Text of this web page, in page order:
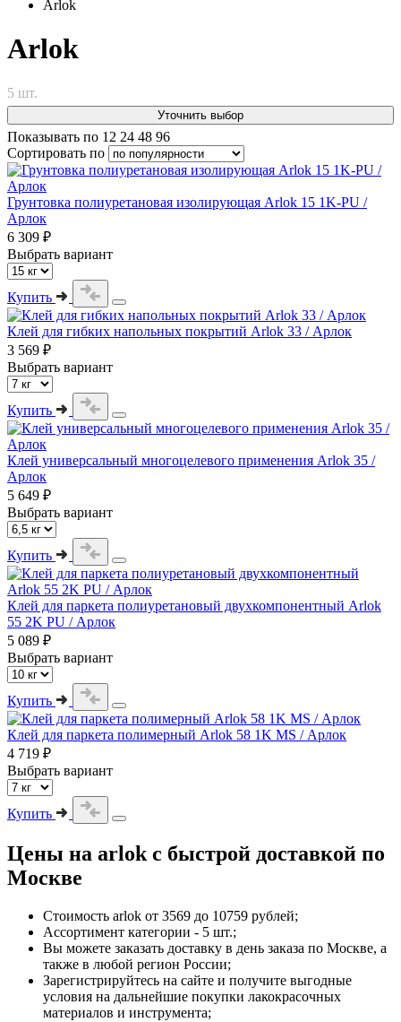
Arlok
Arlok
5 шт.
Уточнить выбор
Показывать по 12 24 48 96
Сортировать по
Грунтовка полиуретановая изолирующая Arlok 15 1K-PU /
Арлок
6 309 ₽
Выбрать вариант
Купить
Клей для гибких напольных покрытий Arlok 33 / Арлок
3 569 ₽
Выбрать вариант
Купить
Клей универсальный многоцелевого применения Arlok 35 /
Арлок
5 649 ₽
Выбрать вариант
Купить
Клей для паркета полиуретановый двухкомпонентный Arlok
55 2K PU / Арлок
5 089 ₽
Выбрать вариант
Купить
Клей для паркета полимерный Arlok 58 1K MS / Арлок
4 719 ₽
Выбрать вариант
Купить
Цены на arlok с быстрой доставкой по
Москве
Стоимость arlok от 3569 до 10759 рублей;
Ассортимент категории - 5 шт.;
Вы можете заказать доставку в день заказа по Москве, а
также в любой регион России;
Зарегистрируйтесь на сайте и получите выгодные
условия на дальнейшие покупки лакокрасочных
материалов и инструмента;